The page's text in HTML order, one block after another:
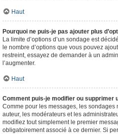
Haut
Pourquoi ne puis-je pas ajouter plus
La limite d’options d’un sondage est
le nombre d’options que vous pouvez
restreint, essayez de demander à un
l’augmenter.
Haut
Comment puis-je modifier ou supprimer
Comme pour les messages, les
auteur, les modérateurs et les
modifiez tout simplement le premier
obligatoirement associé à ce dernier. Si